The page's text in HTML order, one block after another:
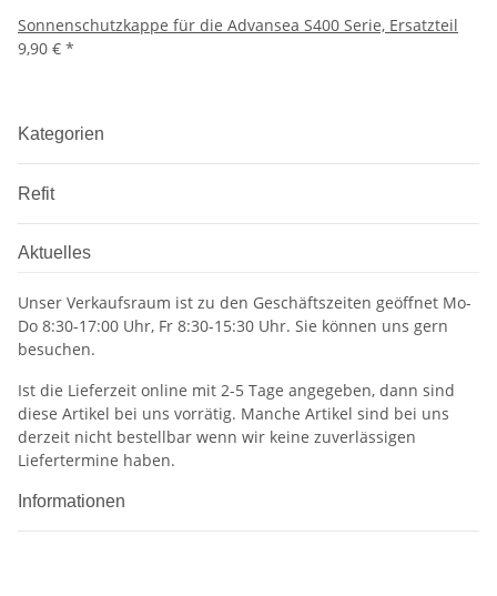
Sonnenschutzkappe für die Advansea S400 Serie, Ersatzteil
9,90 € *
Kategorien
Refit
Aktuelles
Unser Verkaufsraum ist zu den Geschäftszeiten geöffnet Mo-
Do 8:30-17:00 Uhr, Fr 8:30-15:30 Uhr. Sie können uns gern
besuchen.
Ist die Lieferzeit online mit 2-5 Tage angegeben, dann sind
diese Artikel bei uns vorrätig. Manche Artikel sind bei uns
derzeit nicht bestellbar wenn wir keine zuverlässigen
Liefertermine haben.
Informationen